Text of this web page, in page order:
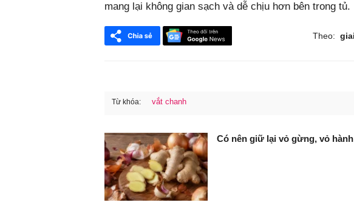
mang lại không gian sạch và dễ chịu hơn bên trong tủ.
Theo:
Từ khóa: vắt chanh
Có nên giữ lại vỏ gừng, vỏ